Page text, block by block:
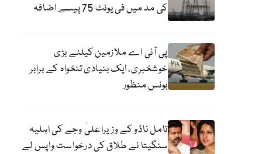
کی مد میں فی یونٹ 75 پیسے اضافہ
پی آئی اے ملازمین کیلئے بڑی
خوشخبری، ایک بنیادی تنخواہ کے برابر
بونس منظور
تامل ناڈو کے وزیراعلیٰ وجے کی اہلیہ
سنگیتا نے طلاق کی درخواست واپس لے